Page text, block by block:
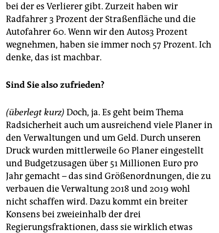
bei der es Verlierer gibt. Zurzeit haben wir
Radfahrer 3 Prozent der Straßenfläche und die
Autofahrer 60. Wenn wir den Autos3 Prozent
wegnehmen, haben sie immer noch 57 Prozent. Ich
denke, das ist machbar.
Sind Sie also zufrieden?
(überlegt kurz) Doch, ja. Es geht beim Thema
Radsicherheit auch um ausreichend viele Planer in
den Verwaltungen und um Geld. Durch unseren
Druck wurden mittlerweile 60 Planer eingestellt
und Budgetzusagen über 51 Millionen Euro pro
Jahr gemacht – das sind Größenordnungen, die zu
verbauen die Verwaltung 2018 und 2019 wohl
nicht schaffen wird. Dazu kommt ein breiter
Konsens bei zweieinhalb der drei
Regierungsfraktionen, dass sie wirklich etwas